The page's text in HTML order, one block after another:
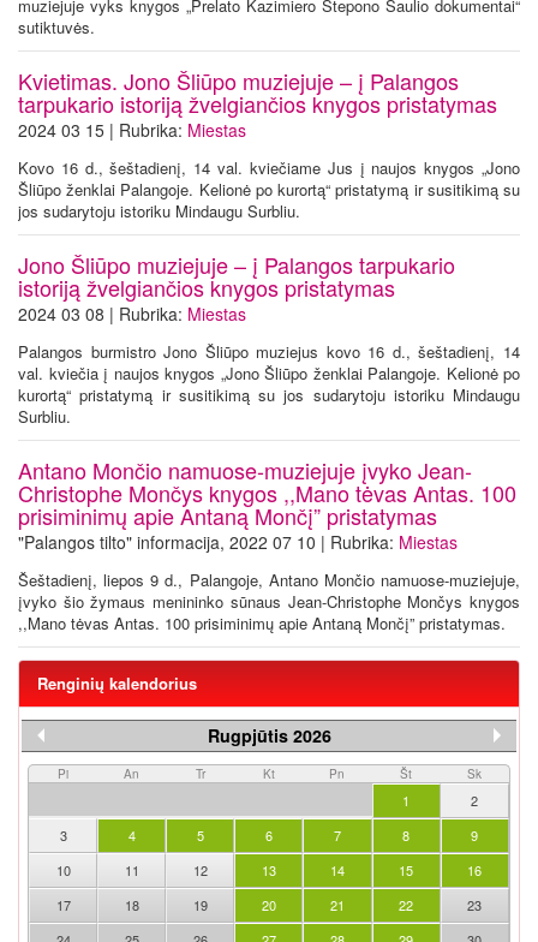
muziejuje vyks knygos „Prelato Kazimiero Stepono Šaulio dokumentai“
sutiktuvės.
Kvietimas. Jono Šliūpo muziejuje – į Palangos
tarpukario istoriją žvelgiančios knygos pristatymas
2024 03 15 | Rubrika: Miestas
Kovo 16 d., šeštadienį, 14 val. kviečiame Jus į naujos knygos „Jono
Šliūpo ženklai Palangoje. Kelionė po kurortą“ pristatymą ir susitikimą su
jos sudarytoju istoriku Mindaugu Surbliu.
Jono Šliūpo muziejuje – į Palangos tarpukario
istoriją žvelgiančios knygos pristatymas
2024 03 08 | Rubrika: Miestas
Palangos burmistro Jono Šliūpo muziejus kovo 16 d., šeštadienį, 14
val. kviečia į naujos knygos „Jono Šliūpo ženklai Palangoje. Kelionė po
kurortą“ pristatymą ir susitikimą su jos sudarytoju istoriku Mindaugu
Surbliu.
Antano Mončio namuose-muziejuje įvyko Jean-
Christophe Mončys knygos ,,Mano tėvas Antas. 100
prisiminimų apie Antaną Mončį” pristatymas
"Palangos tilto" informacija, 2022 07 10 | Rubrika: Miestas
Šeštadienį, liepos 9 d., Palangoje, Antano Mončio namuose-muziejuje,
įvyko šio žymaus menininko sūnaus Jean-Christophe Mončys knygos
,,Mano tėvas Antas. 100 prisiminimų apie Antaną Mončį” pristatymas.
Renginių kalendorius
Rugpjūtis 2026
Pi An Tr Kt Pn Št Sk
1
2
3
4 5 6 7 8
9
10
11 12 13 14 15
16
17
18 19 20 21 22
23